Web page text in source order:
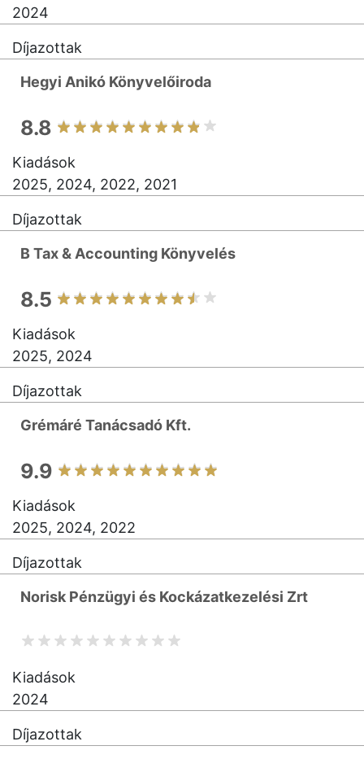
2024
Díjazottak
Hegyi Anikó Könyvelőiroda
8.8
Kiadások
2025, 2024, 2022, 2021
Díjazottak
B Tax & Accounting Könyvelés
8.5
Kiadások
2025, 2024
Díjazottak
Grémáré Tanácsadó Kft.
9.9
Kiadások
2025, 2024, 2022
Díjazottak
Norisk Pénzügyi és Kockázatkezelési Zrt
Kiadások
2024
Díjazottak